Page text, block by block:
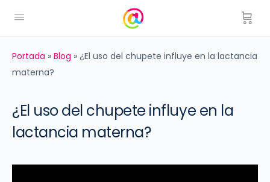
Portada » Blog » ¿El uso del chupete influye en la lactancia
materna?
¿El uso del chupete influye en la
lactancia materna?